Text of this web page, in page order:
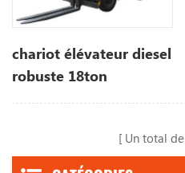
chariot élévateur diesel
robuste 18ton
Un total de